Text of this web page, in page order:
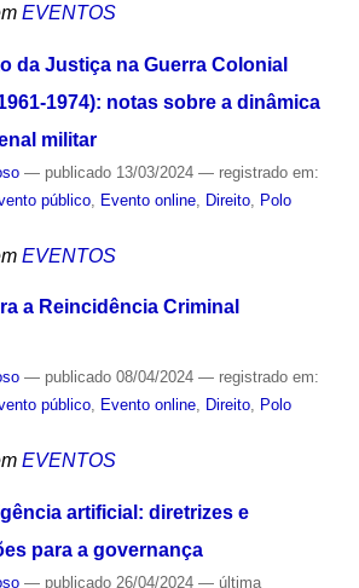
EVENTOS
da Justiça na Guerra Colonial
1974): notas sobre a dinâmica
militar
— publicado13/03/2024 — registrado em:
público, Evento online, Direito, Polo
EVENTOS
a Reincidência Criminal
— publicado08/04/2024 — registrado em:
público, Evento online, Direito, Polo
EVENTOS
artificial: diretrizes e
para a governança
— publicado26/04/2024 — última